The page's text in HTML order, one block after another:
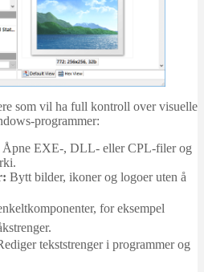
som vil ha full kontroll over visuelle
programmer:
Åpne EXE-, DLL- eller CPL-filer og
Bytt bilder, ikoner og logoer uten å
for eksempel
tekststrenger i programmer og